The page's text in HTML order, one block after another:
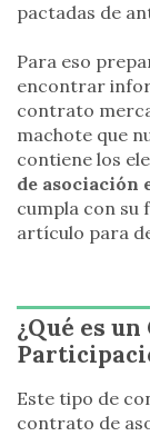
pactadas de
Para eso
encontrar
contrato
machote que
contiene los
de asociación
cumpla con su
artículo para
¿Qué es
Este tipo de
contrato de